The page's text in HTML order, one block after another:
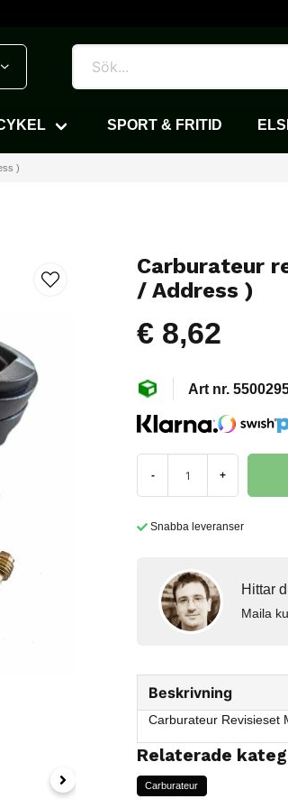
SPORT & FRITID
)
Carburateur
/ Address )
€ 8,62
- +
Snabba leveranser
Hittar
Maila
Beskrivning
Carburateur Revisieset
Relaterade
Carburateur